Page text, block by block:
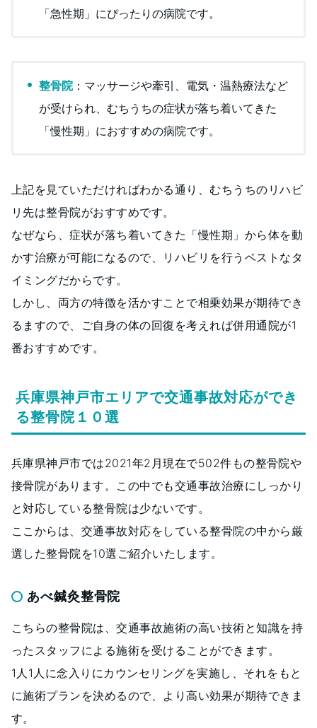
「急性期」にぴったりの病院です。
整骨院：マッサージや牽引、電気・温熱療法など
が受けられ、むちうちの症状が落ち着いてきた
「慢性期」におすすめの病院です。
上記を見ていただければわかる通り、むちうちのリハビ
リ先は整骨院がおすすめです。
なぜなら、症状が落ち着いてきた「慢性期」から体を動
かす治療が可能になるので、リハビリを行うベストなタ
イミングだからです。
しかし、両方の特徴を活かすことで相乗効果が期待でき
るますので、ご自身の体の回復を考えれば併用通院が1
番おすすめです。
兵庫県神戸市エリアで交通事故対応ができ
る整骨院１０選
兵庫県神戸市では2021年2月現在で502件もの整骨院や
接骨院があります。この中でも交通事故治療にしっかり
と対応している整骨院は少ないです。
ここからは、交通事故対応をしている整骨院の中から厳
選した整骨院を10選ご紹介いたします。
あべ鍼灸整骨院
こちらの整骨院は、交通事故施術の高い技術と知識を持
ったスタッフによる施術を受けることができます。
1人1人に念入りにカウンセリングを実施し、それをもと
に施術プランを決めるので、より高い効果が期待できま
す。